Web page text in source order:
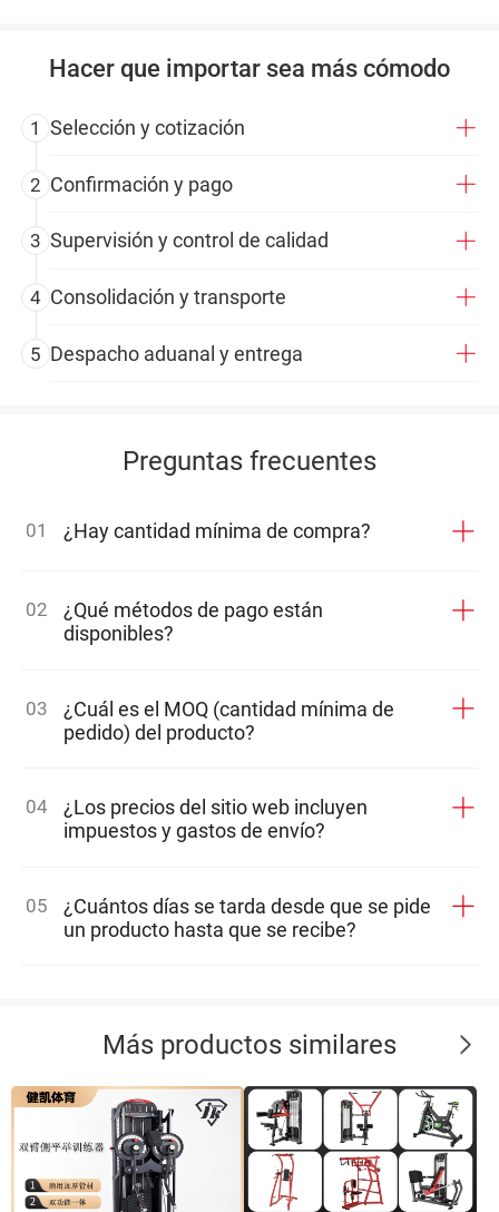
Hacer que importar sea más cómodo
1 Selección y cotización
2 Confirmación y pago
3 Supervisión y control de calidad
4 Consolidación y transporte
5 Despacho aduanal y entrega
Preguntas frecuentes
01 ¿Hay cantidad mínima de compra?
02
¿Qué métodos de pago están
disponibles?
03
¿Cuál es el MOQ (cantidad mínima de
pedido) del producto?
04
¿Los precios del sitio web incluyen
impuestos y gastos de envío?
05
¿Cuántos días se tarda desde que se pide
un producto hasta que se recibe?
Más productos similares